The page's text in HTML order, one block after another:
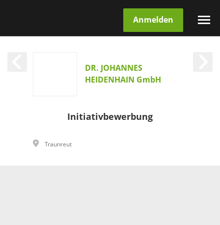
Anmelden
DR. JOHANNES
HEIDENHAIN GmbH
Initiativbewerbung
Traunreut